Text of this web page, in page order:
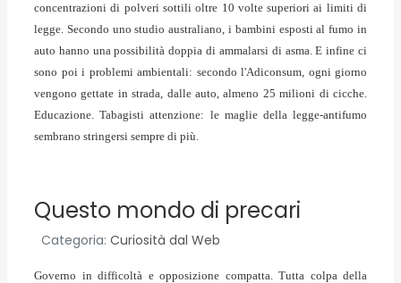
concentrazioni di polveri sottili oltre 10 volte superiori ai limiti di
legge. Secondo uno studio australiano, i bambini esposti al fumo in
auto hanno una possibilità doppia di ammalarsi di asma. E infine ci
sono poi i problemi ambientali: secondo l'Adiconsum, ogni giorno
vengono gettate in strada, dalle auto, almeno 25 milioni di cicche.
Educazione. Tabagisti attenzione: le maglie della legge-antifumo
sembrano stringersi sempre di più.
Questo mondo di precari
Categoria: Curiosità dal Web
Governo in difficoltà e opposizione compatta. Tutta colpa della